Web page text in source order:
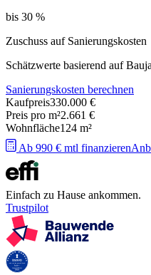
bis 30 %
Zuschuss auf Sanierungskosten
Schätzwerte basierend auf
Sanierungskosten berechnen
Kaufpreis330.000 €
Preis pro m²2.661 €
Wohnfläche124 m²
Ab 990 € mtl finanzieren
Einfach zu Hause ankommen.
Trustpilot